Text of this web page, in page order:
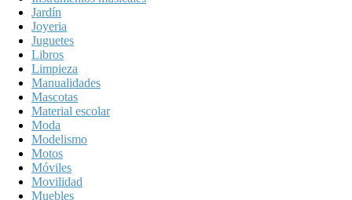
Jardín
Joyeria
Juguetes
Libros
Limpieza
Manualidades
Mascotas
Material escolar
Moda
Modelismo
Motos
Móviles
Movilidad
Muebles